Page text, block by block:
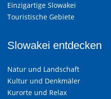
Einzigartige Slowakei
Touristische Gebiete
Slowakei entdecken
Natur und Landschaft
Kultur und Denkmäler
Kurorte und Relax